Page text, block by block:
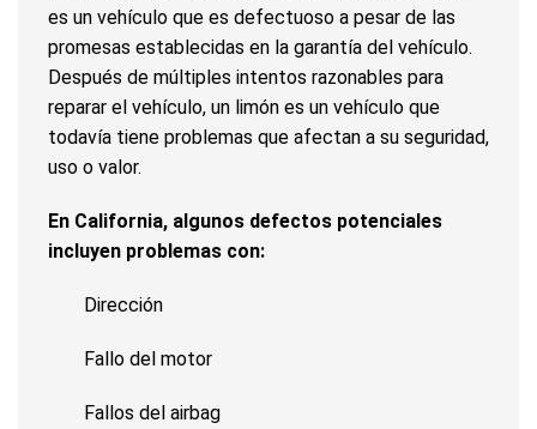
es un vehículo que es defectuoso a pesar de las
promesas establecidas en la garantía del vehículo.
Después de múltiples intentos razonables para
reparar el vehículo, un limón es un vehículo que
todavía tiene problemas que afectan a su seguridad,
uso o valor.
En California, algunos defectos potenciales
incluyen problemas con:
Dirección
Fallo del motor
Fallos del airbag